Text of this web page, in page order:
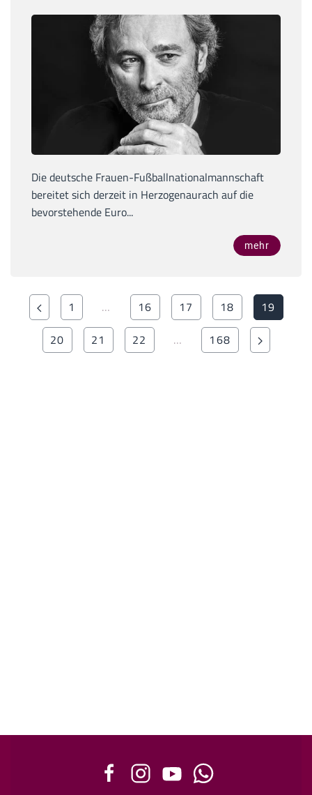
Die deutsche Frauen-Fußballnationalmannschaft
bereitet sich derzeit in Herzogenaurach auf die
bevorstehende Euro...
mehr
1 … 16 17 18
19
20
21 22 … 168